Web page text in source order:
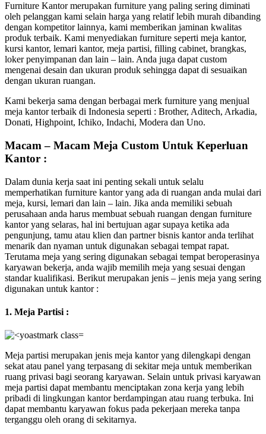
Furniture Kantor merupakan furniture yang paling sering diminati
oleh pelanggan kami selain harga yang relatif lebih murah dibanding
dengan kompetitor lainnya, kami memberikan jaminan kwalitas
produk terbaik. Kami menyediakan furniture seperti meja kantor,
kursi kantor, lemari kantor, meja partisi, filling cabinet, brangkas,
loker penyimpanan dan lain – lain. Anda juga dapat custom
mengenai desain dan ukuran produk sehingga dapat di sesuaikan
dengan ukuran ruangan.
Kami bekerja sama dengan berbagai merk furniture yang menjual
meja kantor terbaik di Indonesia seperti : Brother, Aditech, Arkadia,
Donati, Highpoint, Ichiko, Indachi, Modera dan Uno.
Macam – Macam Meja Custom Untuk Keperluan
Kantor :
Dalam dunia kerja saat ini penting sekali untuk selalu
memperhatikan furniture kantor yang ada di ruangan anda mulai dari
meja, kursi, lemari dan lain – lain. Jika anda memiliki sebuah
perusahaan anda harus membuat sebuah ruangan dengan furniture
kantor yang selaras, hal ini bertujuan agar supaya ketika ada
pengunjung, tamu atau klien dan partner bisnis kantor anda terlihat
menarik dan nyaman untuk digunakan sebagai tempat rapat.
Terutama meja yang sering digunakan sebagai tempat beroperasinya
karyawan bekerja, anda wajib memilih meja yang sesuai dengan
standar kualifikasi. Berikut merupakan jenis – jenis meja yang sering
digunakan untuk kantor :
1. Meja Partisi :
Meja partisi merupakan jenis meja kantor yang dilengkapi dengan
sekat atau panel yang terpasang di sekitar meja untuk memberikan
ruang privasi bagi seorang karyawan. Selain untuk privasi karyawan
meja partisi dapat membantu menciptakan zona kerja yang lebih
pribadi di lingkungan kantor berdampingan atau ruang terbuka. Ini
dapat membantu karyawan fokus pada pekerjaan mereka tanpa
terganggu oleh orang di sekitarnya.